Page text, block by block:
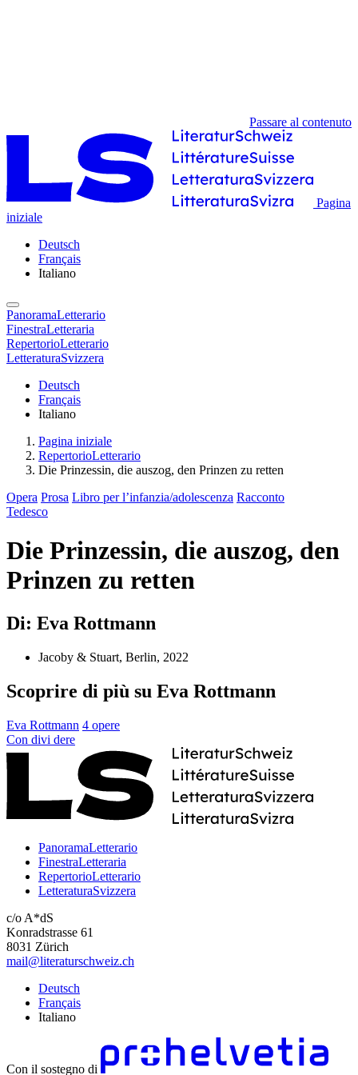
Passare al contenuto
Pagina
iniziale
Deutsch
Français
Italiano
PanoramaLetterario
FinestraLetteraria
RepertorioLetterario
LetteraturaSvizzera
Deutsch
Français
Italiano
Pagina iniziale
RepertorioLetterario
Die Prinzessin, die auszog, den Prinzen zu retten
Opera Prosa Libro per l’infanzia/adolescenza Racconto
Tedesco
Die Prinzessin, die auszog, den
Prinzen zu retten
Di: Eva Rottmann
Jacoby & Stuart, Berlin, 2022
Scoprire di più su Eva Rottmann
Eva Rottmann 4 opere
Con divi dere
PanoramaLetterario
FinestraLetteraria
RepertorioLetterario
LetteraturaSvizzera
c/o A*dS
Konradstrasse 61
8031 Zürich
mail@literaturschweiz.ch
Deutsch
Français
Italiano
Con il sostegno di